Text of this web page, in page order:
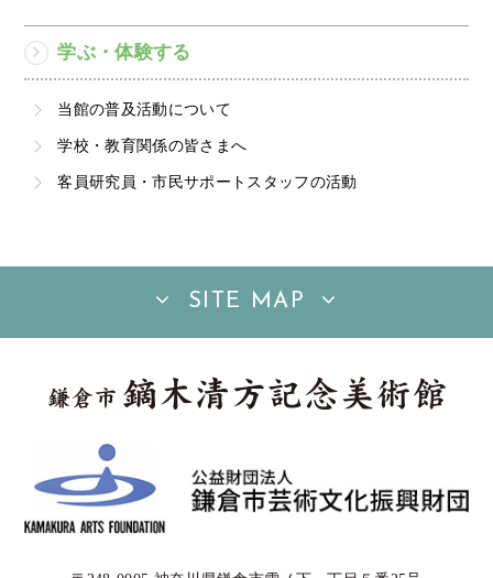
学ぶ・体験する
当館の普及活動について
学校・教育関係の皆さまへ
客員研究員・市民サポートスタッフの活動
SITE MAP